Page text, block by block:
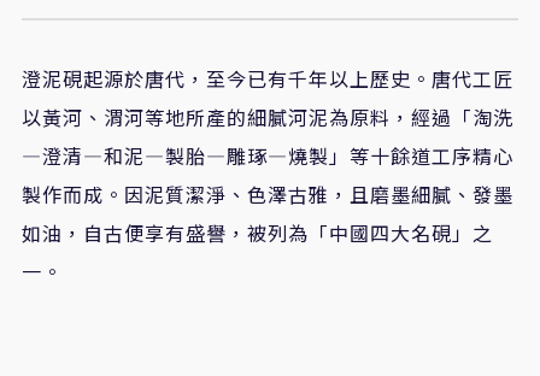
澄泥硯起源於唐代，至今已有千年以上歷史。唐代工匠
以黃河、渭河等地所產的細膩河泥為原料，經過「淘洗
—澄清—和泥—製胎—雕琢—燒製 」等十餘道工序精心
製作而成。因泥質潔淨、色澤古雅，且磨墨細膩、發墨
如油，自古便享有盛譽，被列為「中國四大名硯」之
一。